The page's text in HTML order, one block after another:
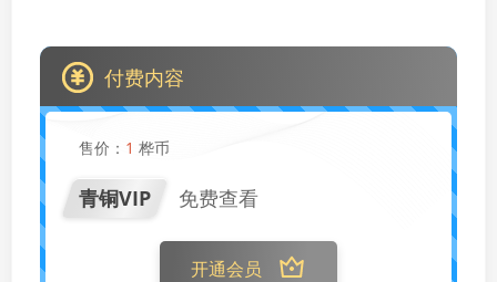
付费内容
售价： 1 桦币
青铜VIP 免费查看
开通会员